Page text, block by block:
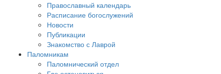
Православный календарь
Расписание богослужений
Новости
Публикации
Знакомство с Лаврой
Паломникам
Паломнический отдел